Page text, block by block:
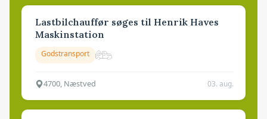
Lastbilchauffør søges til Henrik Haves
Maskinstation
Godstransport
4700, Næstved 03. aug.